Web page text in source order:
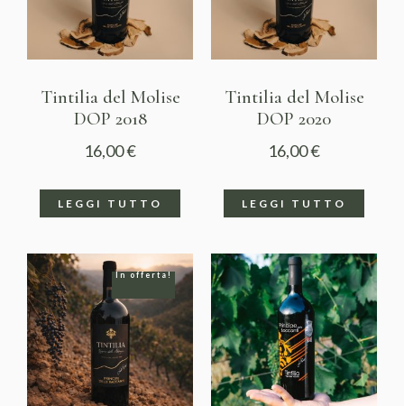
Tintilia del Molise
DOP 2018
16,00€
LEGGI TUTTO
Tintilia del Molise
DOP 2020
16,00€
LEGGI TUTTO
In offerta!